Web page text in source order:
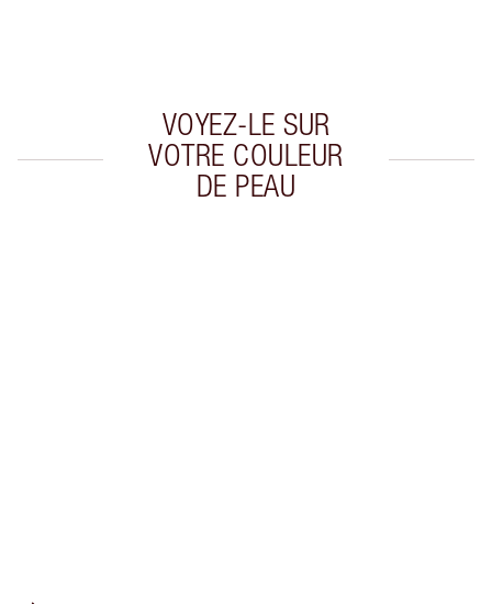
VOYEZ-LE SUR
VOTRE COULEUR
DE PEAU